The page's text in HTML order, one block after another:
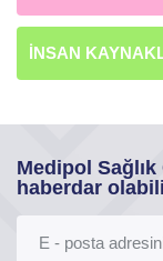
İNSAN
Medipol
haberdar